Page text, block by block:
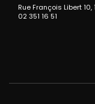
Rue François Libert 10,
02 351 16 51